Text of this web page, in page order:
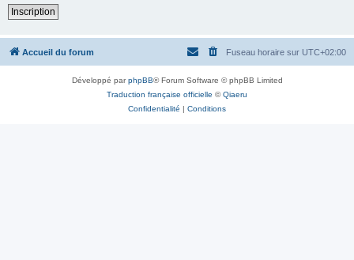
Inscription
Accueil du forum Fuseau horaire sur UTC+02:00
Développé parphpBB® Forum Software © phpBB Limited
Traduction française officielle ©Qiaeru
Confidentialité | Conditions